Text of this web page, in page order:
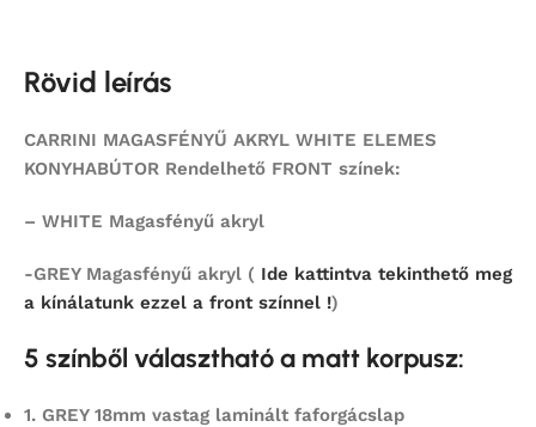
Rövid leírás
CARRINI MAGASFÉNYŰ AKRYL WHITE ELEMES
KONYHABÚTOR Rendelhető FRONT színek:
– WHITE Magasfényű akryl
-GREY Magasfényű akryl ( Ide kattintva tekinthető meg
a kínálatunk ezzel a front színnel !)
5 színből választható a matt korpusz:
1. GREY 18mm vastag laminált faforgácslap